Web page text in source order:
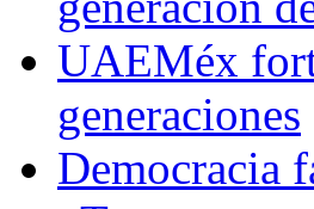
UAEMéx
generaciones
Democracia